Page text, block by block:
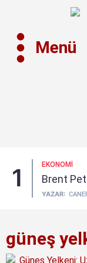
Menü
1 EKONOMI
Brent
YAZAR:
güneş